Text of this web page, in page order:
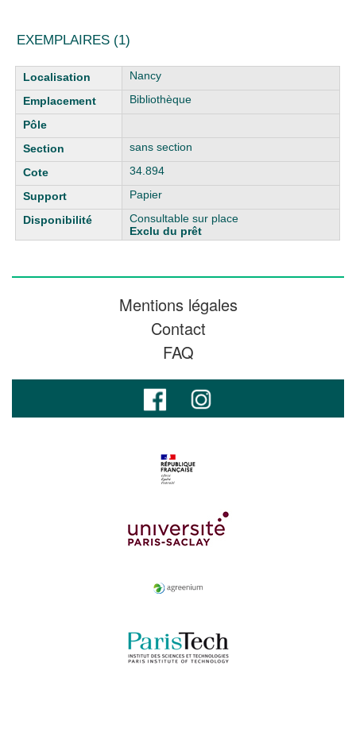
EXEMPLAIRES (1)
Liste des exemplaires
Nancy
Bibliothèque
sans section
34.894
Papier
Consultable sur place
Exclu du prêt
Mentions légales
Contact
FAQ